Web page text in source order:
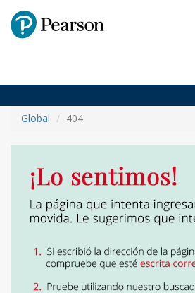
Pearson
Global 404